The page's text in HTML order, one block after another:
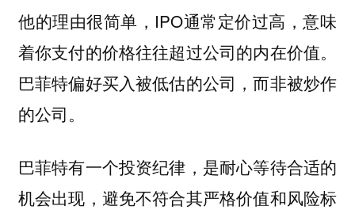
他的理由很简单，IPO通常定价过高，意味
着你支付的价格往往超过公司的内在价值。
巴菲特偏好买入被低估的公司，而非被炒作
的公司。
巴菲特有一个投资纪律，是耐心等待合适的
机会出现，避免不符合其严格价值和风险标